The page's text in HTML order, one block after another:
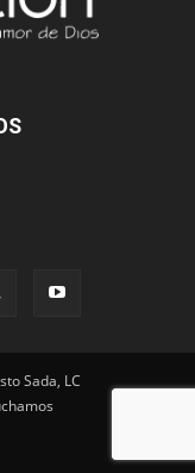
Sada, LC